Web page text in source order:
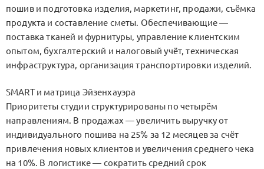
пошив и подготовка изделия, маркетинг, продажи, съёмка
продукта и составление сметы. Обеспечивающие —
поставка тканей и фурнитуры, управление клиентским
опытом, бухгалтерский и налоговый учёт, техническая
инфраструктура, организация транспортировки изделий.
SMART и матрица Эйзенхауэра
Приоритеты студии структурированы по четырём
направлениям. В продажах — увеличить выручку от
индивидуального пошива на 25% за 12 месяцев за счёт
привлечения новых клиентов и увеличения среднего чека
на 10%. В логистике — сократить средний срок